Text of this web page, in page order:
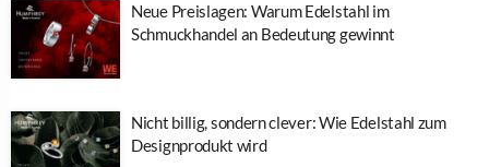
Neue Preislagen: Warum Edelstahl im
Schmuckhandel an Bedeutung gewinnt
Nicht billig, sondern clever: Wie Edelstahl zum
Designprodukt wird